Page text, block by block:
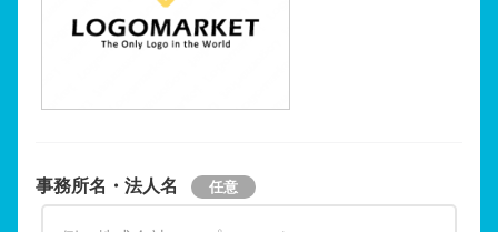
事務所名・法人名